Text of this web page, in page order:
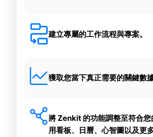
建立專屬的工作流程與專案。
獲取您當下真正需要的關鍵數據
將 Zenkit 的功能調整至符合您
用看板、日曆、心智圖以及更